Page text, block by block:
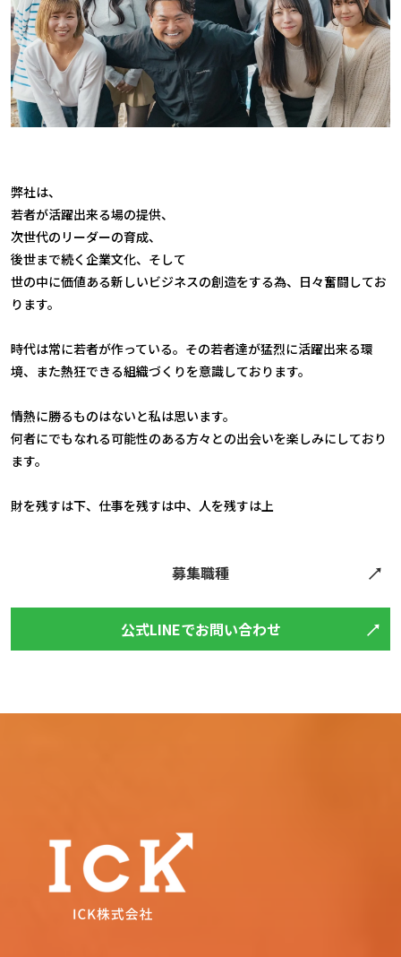
弊社は、
若者が活躍出来る場の提供、
次世代のリーダーの育成、
後世まで続く企業文化、そして
世の中に価値ある新しいビジネスの創造をする為、日々奮闘してお
ります。
時代は常に若者が作っている。その若者達が猛烈に活躍出来る環
境、また熱狂できる組織づくりを意識しております。
情熱に勝るものはないと私は思います。
何者にでもなれる可能性のある方々との出会いを楽しみにしており
ます。
財を残すは下、仕事を残すは中、人を残すは上
募集職種
公式LINEでお問い合わせ